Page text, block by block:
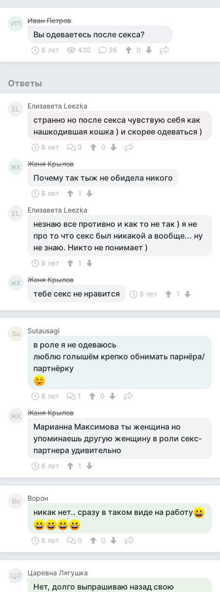
ИП Иван Петров
Вы одеваетесь после секса?
8 лет 430 36 0
Ответы
ЕL Елизавета Leezka
странно но после секса чувствую себя как
нашкодившая кошка ) и скорее одеваться )
8 лет 3 0
ЖК Женя Крылов
Почему так тыж не обидела никого
8 лет 1
ЕL Елизавета Leezka
незнаю все противно и как то не так ) я не
про то что секс был никакой а вообще... ну
не знаю. Никто не понимает )
8 лет 1
ЖК Женя Крылов
тебе секс не нравится 8 лет 1
Su Sutausagi
в роле я не одеваюсь
люблю голышём крепко обнимать парнёра/
партнёрку
8 лет 1 0
ЖК Женя Крылов
Марианна Максимова ты женщина но
упоминаешь другую женщину в роли секс-
партнера удивительно
8 лет 1
Во Ворон
никак нет.. сразу в таком виде на работу
6 лет 0 0
ЦЛ Царевна Лягушка
Нет, долго выпрашиваю назад свою